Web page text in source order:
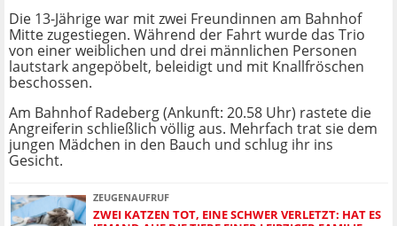
Die 13-Jährige war mit zwei Freundinnen am Bahnhof
Mitte zugestiegen. Während der Fahrt wurde das Trio
von einer weiblichen und drei männlichen Personen
lautstark angepöbelt, beleidigt und mit Knallfröschen
beschossen.
Am Bahnhof Radeberg (Ankunft: 20.58 Uhr) rastete die
Angreiferin schließlich völlig aus. Mehrfach trat sie dem
jungen Mädchen in den Bauch und schlug ihr ins
Gesicht.
ZEUGENAUFRUF
ZWEI KATZEN TOT, EINE SCHWER VERLETZT: HAT ES